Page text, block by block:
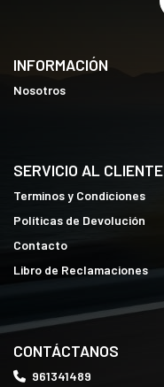
INFORMACIÓN
Nosotros
SERVICIO AL CLIENTE
Terminos y Condiciones
Políticas de Devolución
Contacto
Libro de Reclamaciones
CONTÁCTANOS
961341489